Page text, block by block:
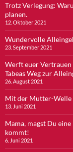
Trotz Verlegung:
planen.
12. Oktober 2021
Wundervolle
23. September 2021
Werft euer Vertrauen
Tabeas Weg zur
26. August 2021
Mit der Mutter-Welle
13. Juni 2021
Mama, magst Du
kommt!
6. Juni 2021